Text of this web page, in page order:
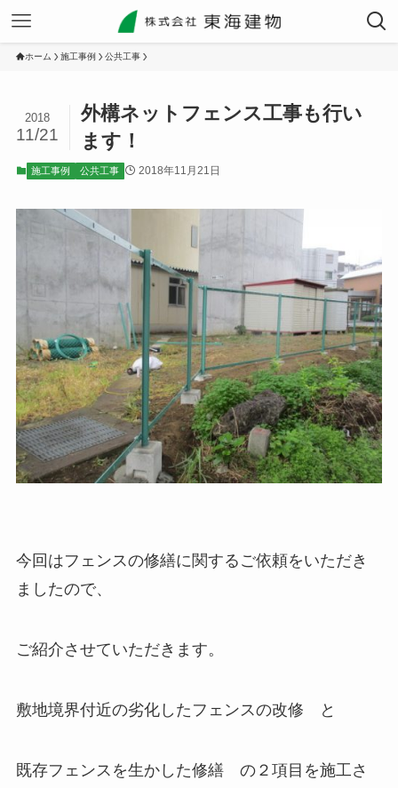
ホーム 施工事例 公共工事
外構ネットフェンス工事も行い
ます！
2018
11/21
施工事例 公共工事 2018年11月21日
今回はフェンスの修繕に関するご依頼をいただき
ましたので、
ご紹介させていただきます。
敷地境界付近の劣化したフェンスの改修 と
既存フェンスを生かした修繕 の２項目を施工さ